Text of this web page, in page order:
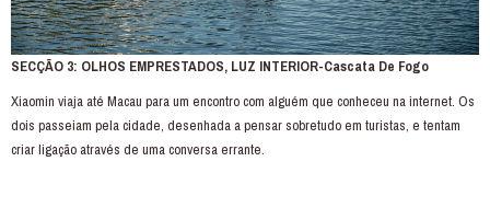
SECÇÃO 3: OLHOS EMPRESTADOS, LUZ INTERIOR-Cascata De Fogo
Xiaomin viaja até Macau para um encontro com alguém que conheceu na internet. Os
dois passeiam pela cidade, desenhada a pensar sobretudo em turistas, e tentam
criar ligação através de uma conversa errante.